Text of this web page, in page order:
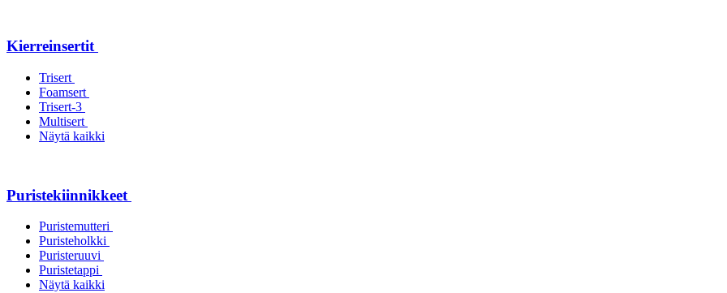
Kierreinsertit
Trisert
Foamsert
Trisert-3
Multisert
Näytä kaikki
Puristekiinnikkeet
Puristemutteri
Puristeholkki
Puristeruuvi
Puristetappi
Näytä kaikki